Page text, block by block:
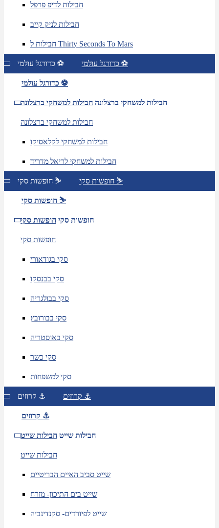
חבילות לדיפ פרפל
חבילות לניק קייב
חבילות ל Thirty Seconds To Mars
כדורגל עולמי ⚽ כדורגל עולמי ⚽
כדורגל עולמי ⚽
חבילות למשחקי ברצלונה חבילות למשחקי ברצלונה
חבילות למשחקי ברצלונה
חבילות למשחקי לקלאסיקו
חבילות למשחקי לריאל מדריד
חופשות סקי ⛷️ חופשות סקי ⛷️
חופשות סקי ⛷️
חופשות סקי חופשות סקי
חופשות סקי
סקי בגודאורי
סקי בבנסקו
סקי בבולגריה
סקי בבורובץ
סקי באוסטריה
סקי כשר
סקי למשפחות
קרוזים ⚓ קרוזים ⚓
קרוזים ⚓
חבילות שייט חבילות שייט
חבילות שייט
שייט סביב האיים הבריטיים
שייט בים התיכון- מזרח
שייט לפיורדים- סקנדינביה